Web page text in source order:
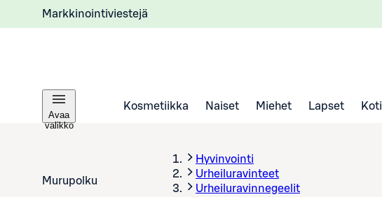
Markkinointiviestejä
Avaa
valikko
Kosmetiikka Naiset Miehet Lapset Koti
Murupolku
Hyvinvointi
Urheiluravinteet
Urheiluravinnegeelit